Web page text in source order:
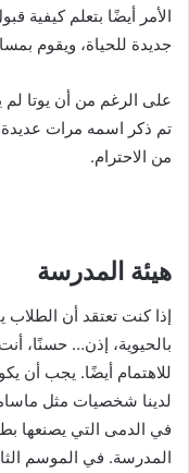
الأمر أيضًا بتعلم كيفية
جديدة للحياة، ويقوم
على الرغم من أن يوتا لم
تم ذكر اسمه مرات عديدة.
من الاحترام.
هيئة المدرسة
إذا كنت تعتقد أن
بالحيوية، إذن… حسنًا،
للاهتمام أيضًا. يجب أن
لدينا شخصيات مثل
في الدمى التي يصنعها